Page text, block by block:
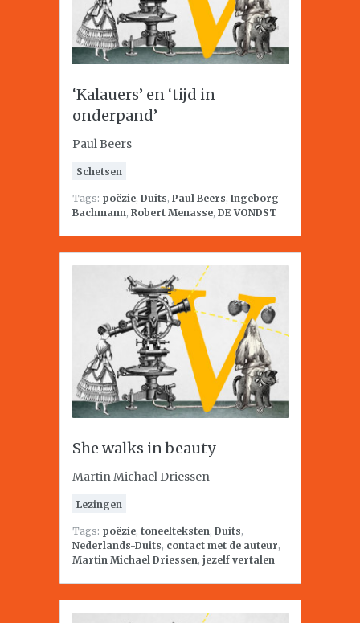
‘Kalauers’ en ‘tijd in
onderpand’
Paul Beers
Schetsen
Tags: poëzie, Duits, Paul Beers, Ingeborg
Bachmann, Robert Menasse, DE VONDST
She walks in beauty
Martin Michael Driessen
Lezingen
Tags: poëzie, toneelteksten, Duits,
Nederlands-Duits, contact met de auteur,
Martin Michael Driessen, jezelf vertalen